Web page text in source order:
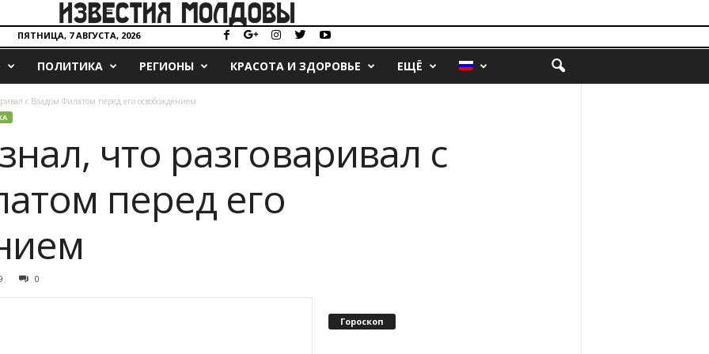
ПЯТНИЦА, 7 АВГУСТА, 2026
ПОЛИТИКА РЕГИОНЫ КРАСОТА И ЗДОРОВЬЕ ЕЩЁ
с Владом Филатом перед его освобождением
что разговаривал с
перед его
0
Гороскоп